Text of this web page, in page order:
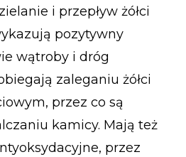
i przepływ żółci
pozytywny
wątroby i dróg
zaleganiu żółci
przez co są
kamicy. Mają też
przez